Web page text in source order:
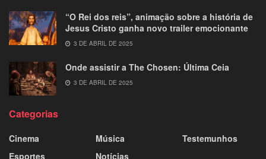
“O Rei dos reis”, animação sobre a história de
Jesus Cristo ganha novo trailer emocionante
3 DE ABRIL DE 2025
Onde assistir a The Chosen: Última Ceia
3 DE ABRIL DE 2025
Categorias
Cinema
Esportes
Música
Notícias
Testemunhos